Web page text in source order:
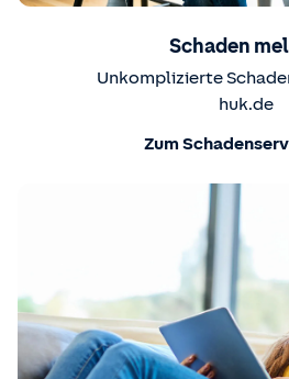
Schaden
Unkomplizierte
huk.de
Zum